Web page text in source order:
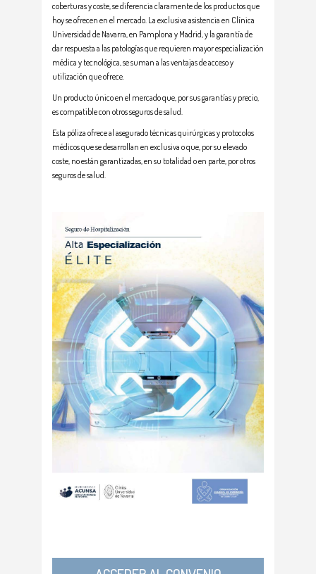
coberturas y coste, se diferencia claramente de los productos que
hoy se ofrecen en el mercado. La exclusiva asistencia en Clínica
Universidad de Navarra, en Pamplona y Madrid, y la garantía de
dar respuesta a las patologías que requieren mayor especialización
médica y tecnológica, se suman a las ventajas de acceso y
utilización que ofrece.
Un producto único en el mercado que, por sus garantías y precio,
es compatible con otros seguros de salud.
Esta póliza ofrece al asegurado técnicas quirúrgicas y protocolos
médicos que se desarrollan en exclusiva o que, por su elevado
coste, no están garantizadas, en su totalidad o en parte, por otros
seguros de salud.